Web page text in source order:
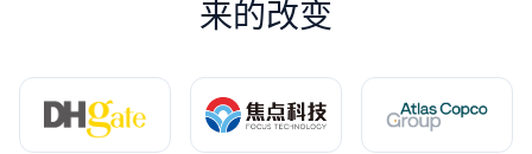
来的改变